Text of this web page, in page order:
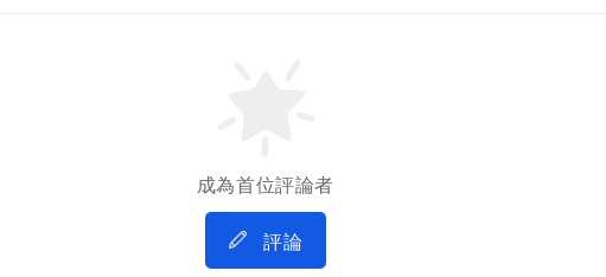
成為首位評論者
評論